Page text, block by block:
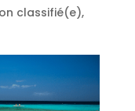
classifié(e),